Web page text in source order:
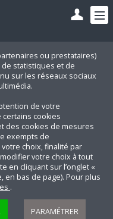
ou prestataires)
statistiques et de
sur les réseaux sociaux
de votre
certains cookies
des cookies de mesures
exempts de
choix, finalité par
votre choix à tout
en cliquant sur l’onglet «
en bas de page). Pour plus
.
PARAMÉTRER